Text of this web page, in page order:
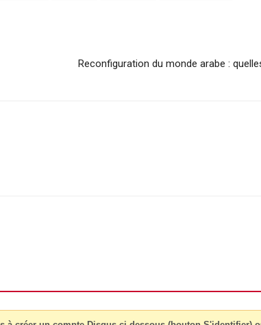
Reconfiguration du monde arabe :